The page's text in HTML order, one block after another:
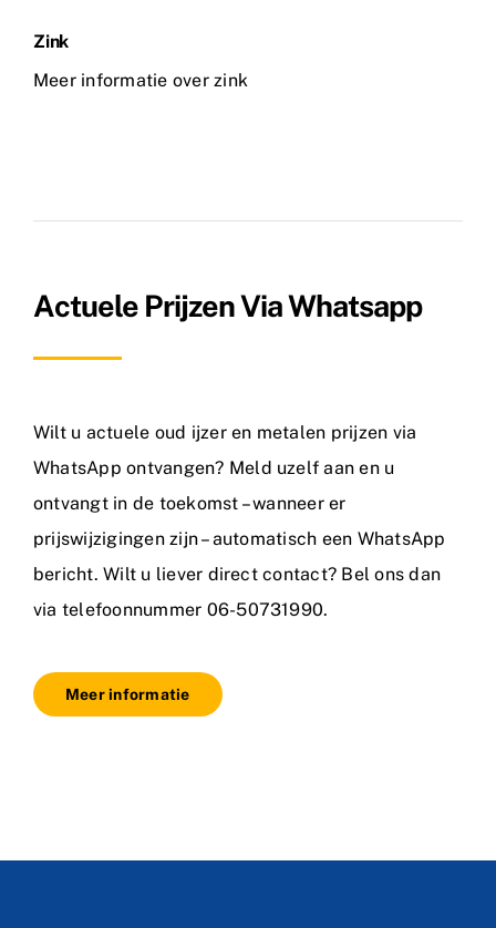
Zink
Meer informatie over zink
Actuele Prijzen Via Whatsapp
Wilt u actuele oud ijzer en metalen prijzen via
WhatsApp ontvangen? Meld uzelf aan en u
ontvangt in de toekomst – wanneer er
prijswijzigingen zijn – automatisch een WhatsApp
bericht. Wilt u liever direct contact? Bel ons dan
via telefoonnummer 06-50731990.
Meer informatie